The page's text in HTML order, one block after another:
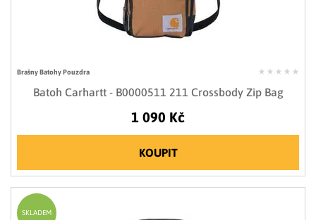
Brašny Batohy Pouzdra
Batoh Carhartt - B0000511 211 Crossbody Zip Bag
1 090 Kč
KOUPIT
SKLADEM